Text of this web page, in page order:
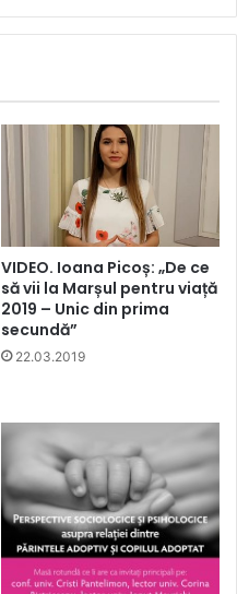
VIDEO. Ioana Picoș: „De ce
să vii la Marșul pentru viață
2019 – Unic din prima
secundă”
22.03.2019